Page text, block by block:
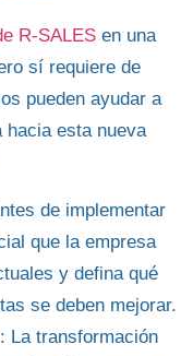
R-SALESen una
sí requiere de
pueden ayudar a
hacia esta nueva
de implementar
que la empresa
y defina qué
se deben mejorar.
: La transformación